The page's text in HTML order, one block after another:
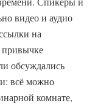
видео и аудио
на
привычке
обсуждались
всё можно
комнате,